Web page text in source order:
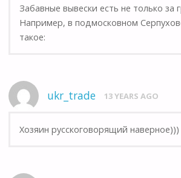
Забавные вывески есть не только за
Например, в подмосковном
такое:
ukr_trade 13 YEARS AGO
Хозяин русскоговорящий наверное)))